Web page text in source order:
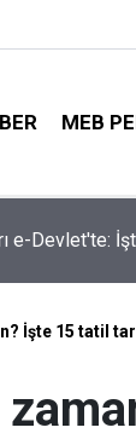
MEB
Norm
İşte 15 tatil